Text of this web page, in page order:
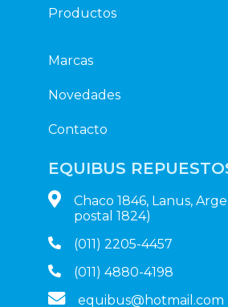
Productos
Marcas
Novedades
Contacto
EQUIBUS
Chaco 1846, Lanus,
postal 1824)
(011) 2205-4457
(011) 4880-4198
equibus@hotmail.com